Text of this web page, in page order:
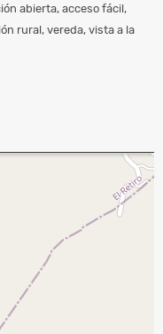
abierta, acceso fácil,
rural, vereda, vista a la